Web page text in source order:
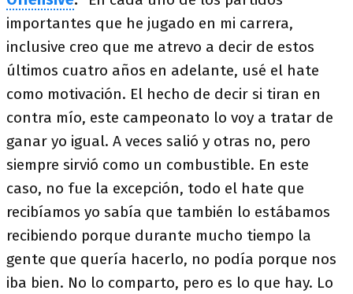
importantes que he jugado en mi carrera,
inclusive creo que me atrevo a decir de estos
últimos cuatro años en adelante, usé el hate
como motivación. El hecho de decir si tiran en
contra mío, este campeonato lo voy a tratar de
ganar yo igual. A veces salió y otras no, pero
siempre sirvió como un combustible. En este
caso, no fue la excepción, todo el hate que
recibíamos yo sabía que también lo estábamos
recibiendo porque durante mucho tiempo la
gente que quería hacerlo, no podía porque nos
iba bien. No lo comparto, pero es lo que hay. Lo